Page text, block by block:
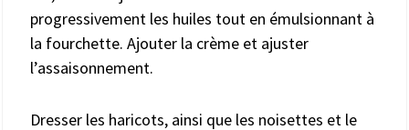
progressivement les huiles tout en émulsionnant à
la fourchette. Ajouter la crème et ajuster
l’assaisonnement.
Dresser les haricots, ainsi que les noisettes et le